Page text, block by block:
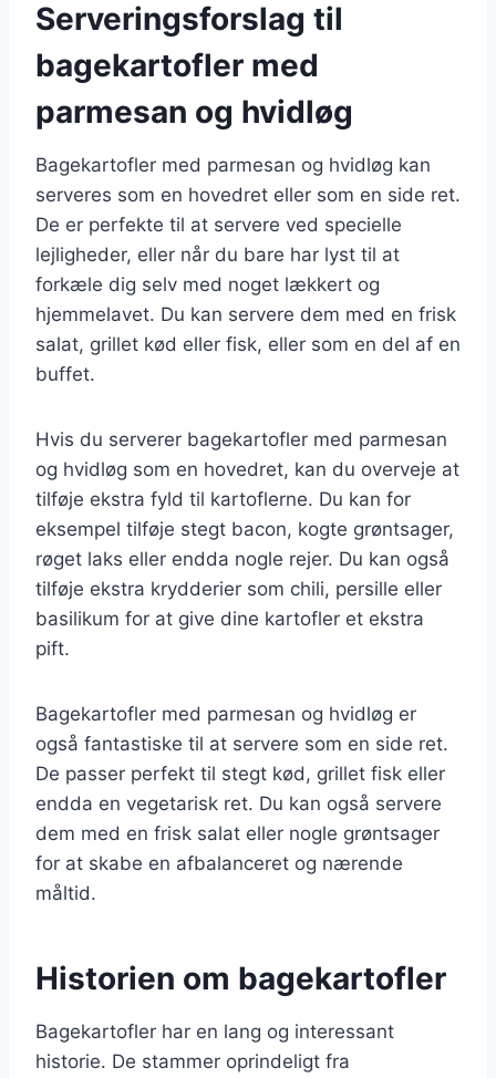
Serveringsforslag til
bagekartofler med
parmesan og hvidløg
Bagekartofler med parmesan og hvidløg kan
serveres som en hovedret eller som en side ret.
De er perfekte til at servere ved specielle
lejligheder, eller når du bare har lyst til at
forkæle dig selv med noget lækkert og
hjemmelavet. Du kan servere dem med en frisk
salat, grillet kød eller fisk, eller som en del af en
buffet.
Hvis du serverer bagekartofler med parmesan
og hvidløg som en hovedret, kan du overveje at
tilføje ekstra fyld til kartoflerne. Du kan for
eksempel tilføje stegt bacon, kogte grøntsager,
røget laks eller endda nogle rejer. Du kan også
tilføje ekstra krydderier som chili, persille eller
basilikum for at give dine kartofler et ekstra
pift.
Bagekartofler med parmesan og hvidløg er
også fantastiske til at servere som en side ret.
De passer perfekt til stegt kød, grillet fisk eller
endda en vegetarisk ret. Du kan også servere
dem med en frisk salat eller nogle grøntsager
for at skabe en afbalanceret og nærende
måltid.
Historien om bagekartofler
Bagekartofler har en lang og interessant
historie. De stammer oprindeligt fra